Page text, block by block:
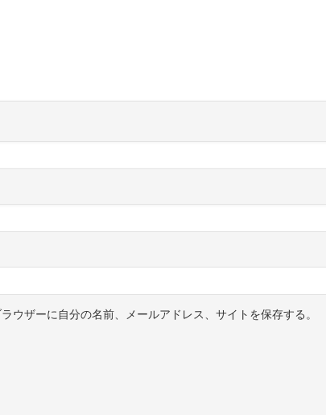
ウザーに自分の名前、メールアドレス、サイトを保存する。